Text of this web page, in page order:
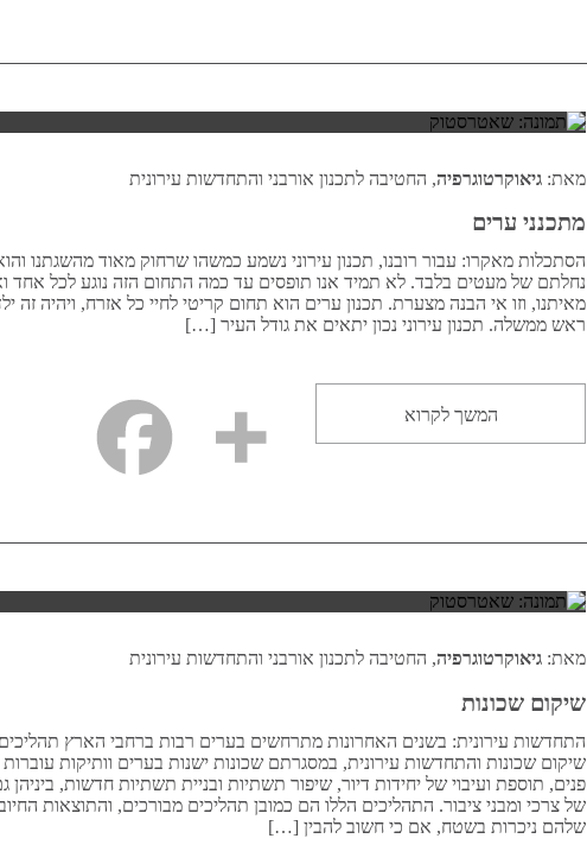
מאת: גיאוקרטוגרפיה, החטיבה לתכנון אורבני והתחדשות עירונית
מתכנני ערים
הסתכלות מאקרו: עבור רובנו, תכנון עירוני נשמע כמשהו שרחוק מאוד מהשגתנו
נחלתם של מעטים בלבד. לא תמיד אנו תופסים עד כמה התחום הזה נוגע לכל אחד
מאיתנו, וזו אי הבנה מצערת. תכנון ערים הוא תחום קריטי לחיי כל אזרח, ויהיה זה
ראש ממשלה. תכנון עירוני נכון יתאים את גודל העיר […]
המשך לקרוא
מאת: גיאוקרטוגרפיה, החטיבה לתכנון אורבני והתחדשות עירונית
שיקום שכונות
התחדשות עירונית: בשנים האחרונות מתרחשים בערים רבות ברחבי הארץ
שיקום שכונות והתחדשות עירונית, במסגרתם שכונות ישנות בערים וותיקות
פנים, תוספת ועיבוי של יחידות דיור, שיפור תשתיות ובניית תשתיות חדשות, ביניהן
של צרכי ומבני ציבור. התהליכים הללו הם כמובן תהליכים מבורכים, והתוצאות
שלהם ניכרות בשטח, אם כי חשוב להבין […]